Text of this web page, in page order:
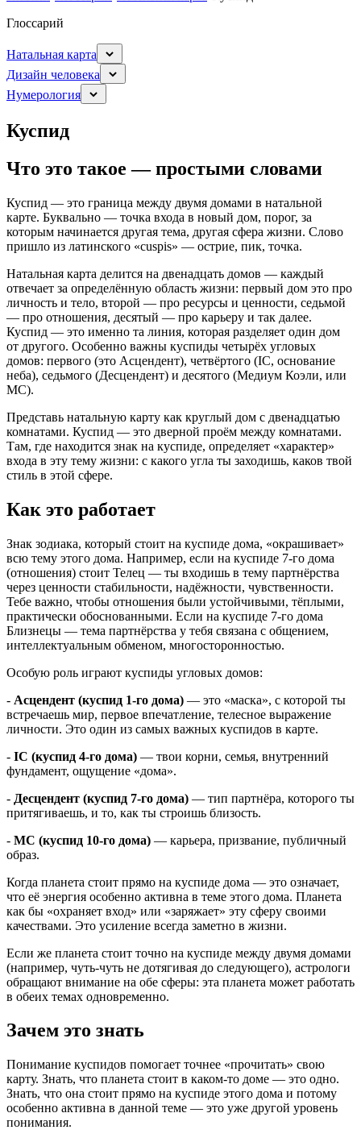
Глоссарий
Натальная карта
Дизайн человека
Нумерология
Куспид
Что это такое — простыми словами
Куспид — это граница между двумя домами в натальной
карте. Буквально — точка входа в новый дом, порог, за
которым начинается другая тема, другая сфера жизни. Слово
пришло из латинского «cuspis» — острие, пик, точка.
Натальная карта делится на двенадцать домов — каждый
отвечает за определённую область жизни: первый дом это про
личность и тело, второй — про ресурсы и ценности, седьмой
— про отношения, десятый — про карьеру и так далее.
Куспид — это именно та линия, которая разделяет один дом
от другого. Особенно важны куспиды четырёх угловых
домов: первого (это Асцендент), четвёртого (IC, основание
неба), седьмого (Десцендент) и десятого (Медиум Коэли, или
MC).
Представь натальную карту как круглый дом с двенадцатью
комнатами. Куспид — это дверной проём между комнатами.
Там, где находится знак на куспиде, определяет «характер»
входа в эту тему жизни: с какого угла ты заходишь, каков твой
стиль в этой сфере.
Как это работает
Знак зодиака, который стоит на куспиде дома, «окрашивает»
всю тему этого дома. Например, если на куспиде 7-го дома
(отношения) стоит Телец — ты входишь в тему партнёрства
через ценности стабильности, надёжности, чувственности.
Тебе важно, чтобы отношения были устойчивыми, тёплыми,
практически обоснованными. Если на куспиде 7-го дома
Близнецы — тема партнёрства у тебя связана с общением,
интеллектуальным обменом, многосторонностью.
Особую роль играют куспиды угловых домов:
- Асцендент (куспид 1-го дома) — это «маска», с которой ты
встречаешь мир, первое впечатление, телесное выражение
личности. Это один из самых важных куспидов в карте.
- IC (куспид 4-го дома) — твои корни, семья, внутренний
фундамент, ощущение «дома».
- Десцендент (куспид 7-го дома) — тип партнёра, которого ты
притягиваешь, и то, как ты строишь близость.
- MC (куспид 10-го дома) — карьера, призвание, публичный
образ.
Когда планета стоит прямо на куспиде дома — это означает,
что её энергия особенно активна в теме этого дома. Планета
как бы «охраняет вход» или «заряжает» эту сферу своими
качествами. Это усиление всегда заметно в жизни.
Если же планета стоит точно на куспиде между двумя домами
(например, чуть-чуть не дотягивая до следующего), астрологи
обращают внимание на обе сферы: эта планета может работать
в обеих темах одновременно.
Зачем это знать
Понимание куспидов помогает точнее «прочитать» свою
карту. Знать, что планета стоит в каком-то доме — это одно.
Знать, что она стоит прямо на куспиде этого дома и потому
особенно активна в данной теме — это уже другой уровень
понимания.